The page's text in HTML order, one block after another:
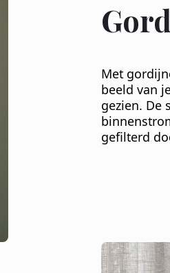
Met
beeld van
gezien. De
gefilterd